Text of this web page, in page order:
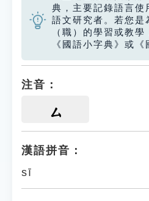
典，主要記錄語言使
語文研究者。若您是
（職）的學習或教
《國語小字典》或《
注音：
ㄙ
漢語拼音：
sī